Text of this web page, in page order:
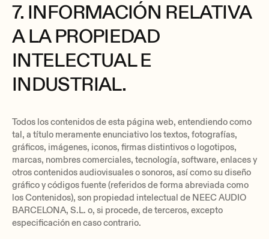
7. INFORMACIÓN RELATIVA
A LA PROPIEDAD
INTELECTUAL E
INDUSTRIAL.
Todos los contenidos de esta página web, entendiendo como
tal, a título meramente enunciativo los textos, fotografías,
gráficos, imágenes, iconos, firmas distintivos o logotipos,
marcas, nombres comerciales, tecnología, software, enlaces y
otros contenidos audiovisuales o sonoros, así como su diseño
gráfico y códigos fuente (referidos de forma abreviada como
los Contenidos), son propiedad intelectual de NEEC AUDIO
BARCELONA, S.L. o, si procede, de terceros, excepto
especificación en caso contrario.